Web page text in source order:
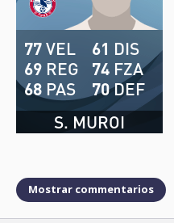
S. MUROI
77VEL
69 REG
68 PAS
61 DIS
74 FZA
70DEF
Mostrar commentarios